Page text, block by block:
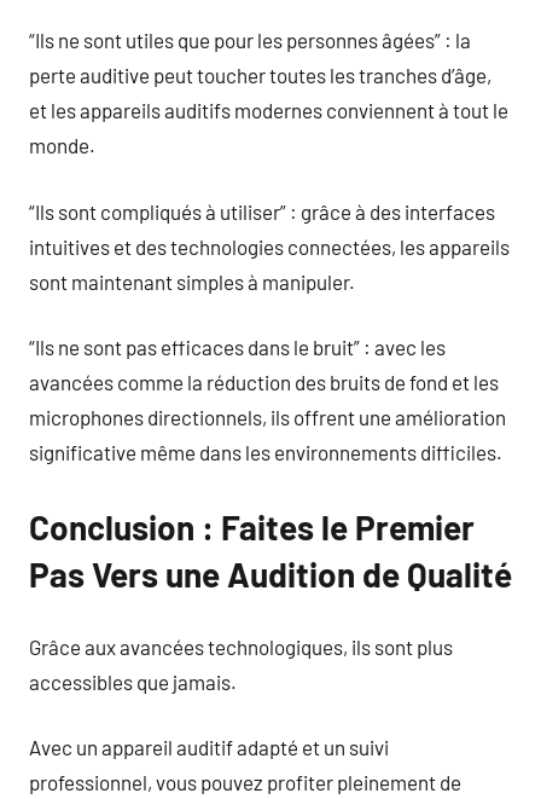
“Ils ne sont utiles que pour les personnes âgées” : la
perte auditive peut toucher toutes les tranches d’âge,
et les appareils auditifs modernes conviennent à tout le
monde.
“Ils sont compliqués à utiliser” : grâce à des interfaces
intuitives et des technologies connectées, les appareils
sont maintenant simples à manipuler.
“Ils ne sont pas efficaces dans le bruit” : avec les
avancées comme la réduction des bruits de fond et les
microphones directionnels, ils offrent une amélioration
significative même dans les environnements difficiles.
Conclusion : Faites le Premier
Pas Vers une Audition de Qualité
Grâce aux avancées technologiques, ils sont plus
accessibles que jamais.
Avec un appareil auditif adapté et un suivi
professionnel, vous pouvez profiter pleinement de